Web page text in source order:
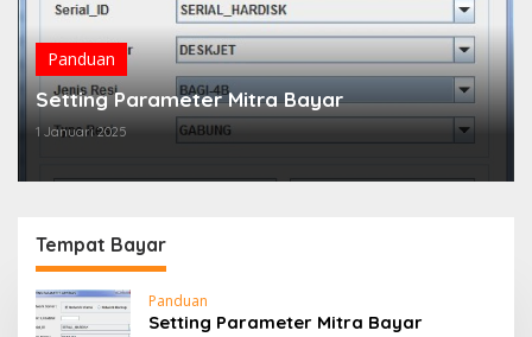
Panduan
Setting Parameter Mitra Bayar
1 Januari 2025
Tempat Bayar
Panduan
Setting Parameter Mitra Bayar